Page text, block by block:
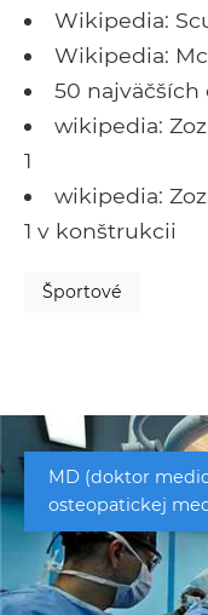
Wikipedia:
Wikipedia:
50 najväčších
wikipedia:
1
wikipedia:
1 v konštrukcii
Športové
MD (doktor
osteopatickej